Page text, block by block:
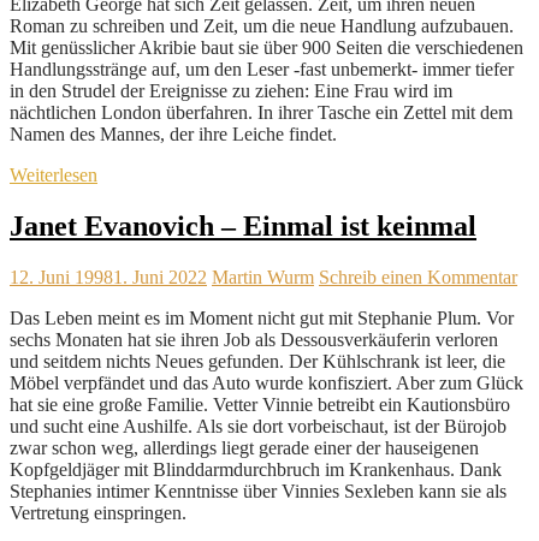
Roman zu schreiben und Zeit, um die neue Handlung aufzubauen.
Mit genüsslicher Akribie baut sie über 900 Seiten die verschiedenen
Handlungsstränge auf, um den Leser -fast unbemerkt- immer tiefer
in den Strudel der Ereignisse zu ziehen: Eine Frau wird im
nächtlichen London überfahren. In ihrer Tasche ein Zettel mit dem
Namen des Mannes, der ihre Leiche findet.
Weiterlesen
Janet Evanovich – Einmal ist keinmal
12. Juni 19981. Juni 2022 Martin Wurm Schreib einen Kommentar
Das Leben meint es im Moment nicht gut mit Stephanie Plum. Vor
sechs Monaten hat sie ihren Job als Dessousverkäuferin verloren
und seitdem nichts Neues gefunden. Der Kühlschrank ist leer, die
Möbel verpfändet und das Auto wurde konfisziert. Aber zum Glück
hat sie eine große Familie. Vetter Vinnie betreibt ein Kautionsbüro
und sucht eine Aushilfe. Als sie dort vorbeischaut, ist der Bürojob
zwar schon weg, allerdings liegt gerade einer der hauseigenen
Kopfgeldjäger mit Blinddarmdurchbruch im Krankenhaus. Dank
Stephanies intimer Kenntnisse über Vinnies Sexleben kann sie als
Vertretung einspringen.